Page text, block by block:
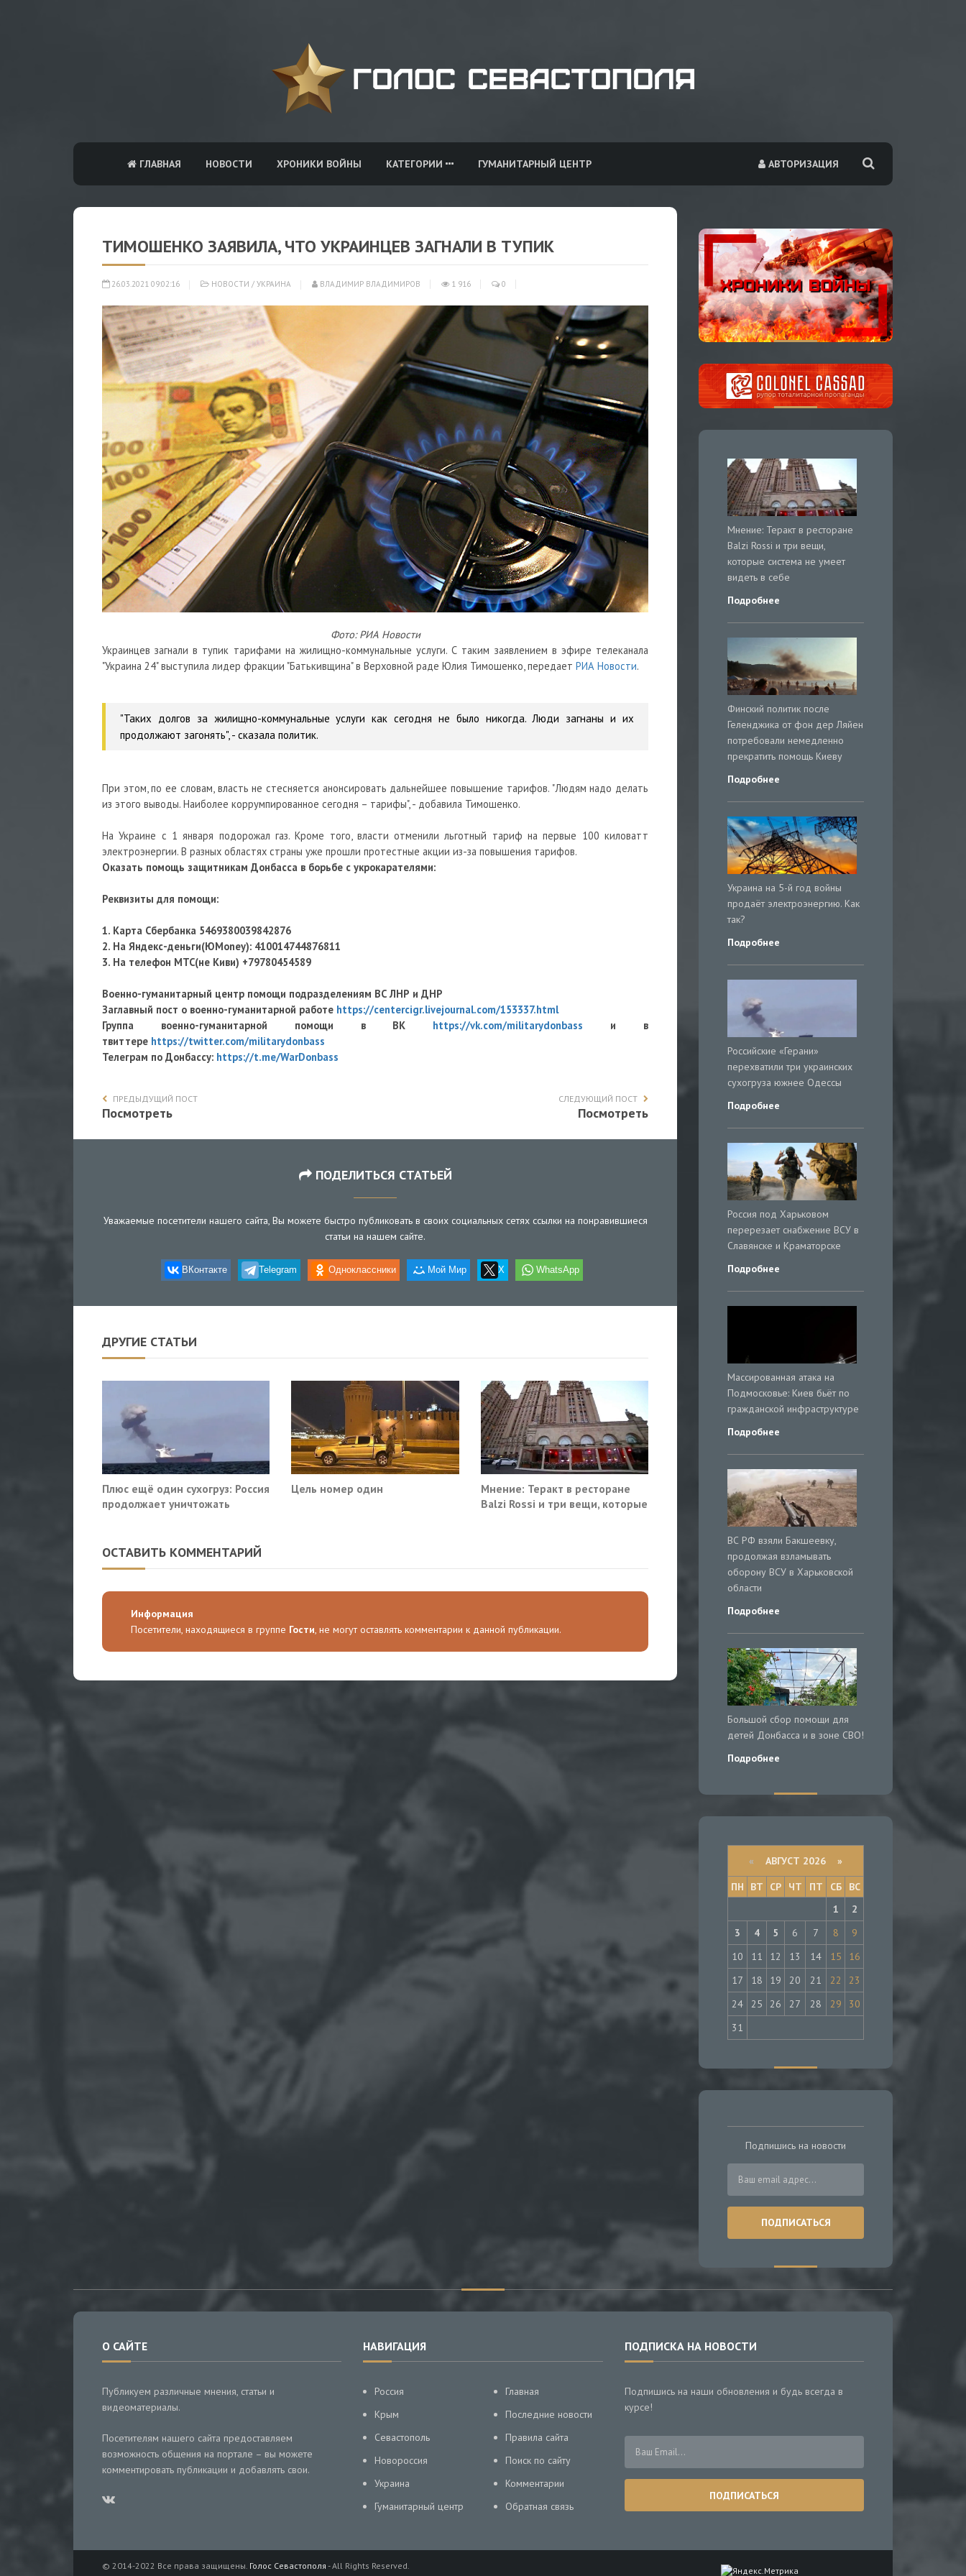
АВТОРИЗАЦИЯ
ГЛАВНАЯ НОВОСТИ ХРОНИКИ ВОЙНЫ КАТЕГОРИИ ГУМАНИТАРНЫЙ ЦЕНТР
ТИМОШЕНКО ЗАЯВИЛА, ЧТО УКРАИНЦЕВ ЗАГНАЛИ В ТУПИК
26.03.2021 09:02:16 НОВОСТИ / УКРАИНА ВЛАДИМИР ВЛАДИМИРОВ 1 916 0
Фото: РИА Новости
Украинцев загнали в тупик тарифами на жилищно-коммунальные услуги. С таким заявлением в эфире телеканала
"Украина 24" выступила лидер фракции "Батькивщина" в Верховной раде Юлия Тимошенко, передает РИА Новости.
"Таких долгов за жилищно-коммунальные услуги как сегодня не было никогда. Люди загнаны и их
продолжают загонять", - сказала политик.
При этом, по ее словам, власть не стесняется анонсировать дальнейшее повышение тарифов. "Людям надо делать
из этого выводы. Наиболее коррумпированное сегодня – тарифы", - добавила Тимошенко.
На Украине с 1 января подорожал газ. Кроме того, власти отменили льготный тариф на первые 100 киловатт
электроэнергии. В разных областях страны уже прошли протестные акции из-за повышения тарифов.
Оказать помощь защитникам Донбасса в борьбе с укрокарателями:
Реквизиты для помощи:
1. Карта Сбербанка 5469380039842876
2. На Яндекс-деньги(ЮMoney): 410014744876811
3. На телефон МТС(не Киви) +79780454589
Военно-гуманитарный центр помощи подразделениям ВС ЛНР и ДНР
Заглавный пост о военно-гуманитарной работе https://centercigr.livejournal.com/153337.html
Группа военно-гуманитарной помощи в ВК https://vk.com/militarydonbass и в
твиттере https://twitter.com/militarydonbass
Телеграм по Донбассу: https://t.me/WarDonbass
ПРЕДЫДУЩИЙ ПОСТ
Посмотреть
СЛЕДУЮЩИЙ ПОСТ
Посмотреть
ПОДЕЛИТЬСЯ СТАТЬЕЙ
Уважаемые посетители нашего сайта, Вы можете быстро публиковать в своих социальных сетях ссылки на понравившиеся
статьи на нашем сайте.
ВКонтакте Telegram Одноклассники Мой Мир X WhatsApp
ДРУГИЕ СТАТЬИ
Плюс ещё один сухогруз: Россия
продолжает уничтожать
Цель номер один
Мнение: Теракт в ресторане
Balzi Rossi и три вещи, которые
ОСТАВИТЬ КОММЕНТАРИЙ
Информация
Посетители, находящиеся в группе Гости, не могут оставлять комментарии к данной публикации.
Мнение: Теракт в ресторане
Balzi Rossi и три вещи,
которые система не умеет
видеть в себе
Подробнее
Финский политик после
Геленджика от фон дер Ляйен
потребовали немедленно
прекратить помощь Киеву
Подробнее
Украина на 5-й год войны
продаёт электроэнергию. Как
так?
Подробнее
Российские «Герани»
перехватили три украинских
сухогруза южнее Одессы
Подробнее
Россия под Харьковом
перерезает снабжение ВСУ в
Славянске и Краматорске
Подробнее
Массированная атака на
Подмосковье: Киев бьёт по
гражданской инфраструктуре
Подробнее
ВС РФ взяли Бакшеевку,
продолжая взламывать
оборону ВСУ в Харьковской
области
Подробнее
Большой сбор помощи для
детей Донбасса и в зоне СВО!
Подробнее
« АВГУСТ 2026 »
ПН
ВТ СР ЧТ ПТ СБ
ВС
1
2
3
4 5 6 7 8
9
10
11 12 13 14 15
16
17
18 19 20 21 22
23
24
25 26 27 28 29
30
31
Подпишись на новости
О САЙТЕ
Публикуем различные мнения, статьи и
видеоматериалы.
Посетителям нашего сайта предоставляем
возможность общения на портале – вы можете
комментировать публикации и добавлять свои.
НАВИГАЦИЯ
Россия
Крым
Севастополь
Новороссия
Украина
Гуманитарный центр
Главная
Последние новости
Правила сайта
Поиск по сайту
Комментарии
Обратная связь
ПОДПИСКА НА НОВОСТИ
Подпишись на наши обновления и будь всегда в
курсе!
© 2014-2022 Все права защищены. Голос Севастополя - All Rights Reserved.